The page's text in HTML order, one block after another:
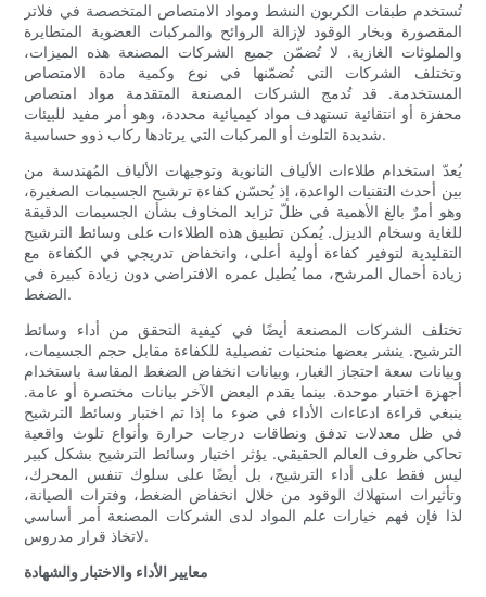
تُستخدم طبقات الكربون النشط ومواد الامتصاص المتخصصة في فلاتر
المقصورة وبخار الوقود لإزالة الروائح والمركبات العضوية المتطايرة
والملوثات الغازية. لا تُضمّن جميع الشركات المصنعة هذه الميزات،
وتختلف الشركات التي تُضمّنها في نوع وكمية مادة الامتصاص
المستخدمة. قد تُدمج الشركات المصنعة المتقدمة مواد امتصاص
محفزة أو انتقائية تستهدف مواد كيميائية محددة، وهو أمر مفيد للبيئات
شديدة التلوث أو المركبات التي يرتادها ركاب ذوو حساسية.
يُعدّ استخدام طلاءات الألياف النانوية وتوجيهات الألياف المُهندسة من
بين أحدث التقنيات الواعدة، إذ يُحسّن كفاءة ترشيح الجسيمات الصغيرة،
وهو أمرٌ بالغ الأهمية في ظلّ تزايد المخاوف بشأن الجسيمات الدقيقة
للغاية وسخام الديزل. يُمكن تطبيق هذه الطلاءات على وسائط الترشيح
التقليدية لتوفير كفاءة أولية أعلى، وانخفاض تدريجي في الكفاءة مع
زيادة أحمال المرشح، مما يُطيل عمره الافتراضي دون زيادة كبيرة في
الضغط.
تختلف الشركات المصنعة أيضًا في كيفية التحقق من أداء وسائط
الترشيح. ينشر بعضها منحنيات تفصيلية للكفاءة مقابل حجم الجسيمات،
وبيانات سعة احتجاز الغبار، وبيانات انخفاض الضغط المقاسة باستخدام
أجهزة اختبار موحدة. بينما يقدم البعض الآخر بيانات مختصرة أو عامة.
ينبغي قراءة ادعاءات الأداء في ضوء ما إذا تم اختبار وسائط الترشيح
في ظل معدلات تدفق ونطاقات درجات حرارة وأنواع تلوث واقعية
تحاكي ظروف العالم الحقيقي. يؤثر اختيار وسائط الترشيح بشكل كبير
ليس فقط على أداء الترشيح، بل أيضًا على سلوك تنفس المحرك،
وتأثيرات استهلاك الوقود من خلال انخفاض الضغط، وفترات الصيانة،
لذا فإن فهم خيارات علم المواد لدى الشركات المصنعة أمر أساسي
لاتخاذ قرار مدروس.
معايير الأداء والاختبار والشهادة